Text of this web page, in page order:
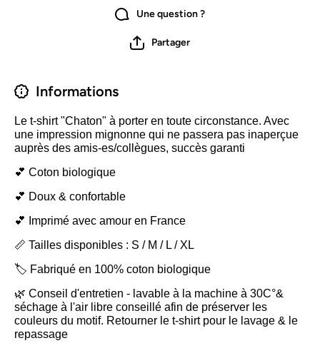
Une question ?
Partager
Informations
Le t-shirt "Chaton" à porter en toute circonstance. Avec
une impression mignonne qui ne passera pas inaperçue
auprès des amis-es/collègues, succès garanti
💕 Coton biologique
💕 Doux & confortable
💕 Imprimé avec amour en France
📏 Tailles disponibles : S / M / L / XL
🏷️ Fabriqué en 100% coton biologique
🌿 Conseil d'entretien - lavable à la machine à 30C°&
séchage à l'air libre conseillé afin de préserver les
couleurs du motif. Retourner le t-shirt pour le lavage & le
repassage